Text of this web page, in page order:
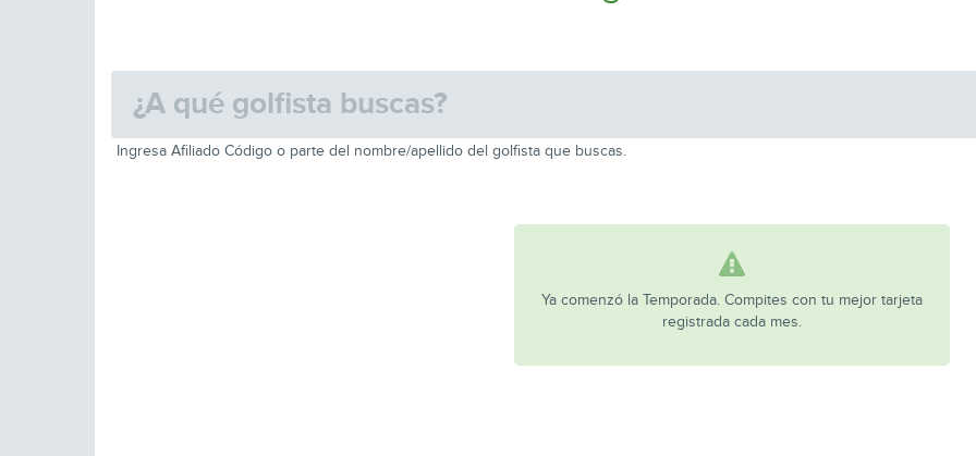
Ingresa Afiliado Código o parte del nombre/apellido del golfista que buscas.
Ya comenzó la Temporada. Compites con tu mejor tarjeta
registrada cada mes.